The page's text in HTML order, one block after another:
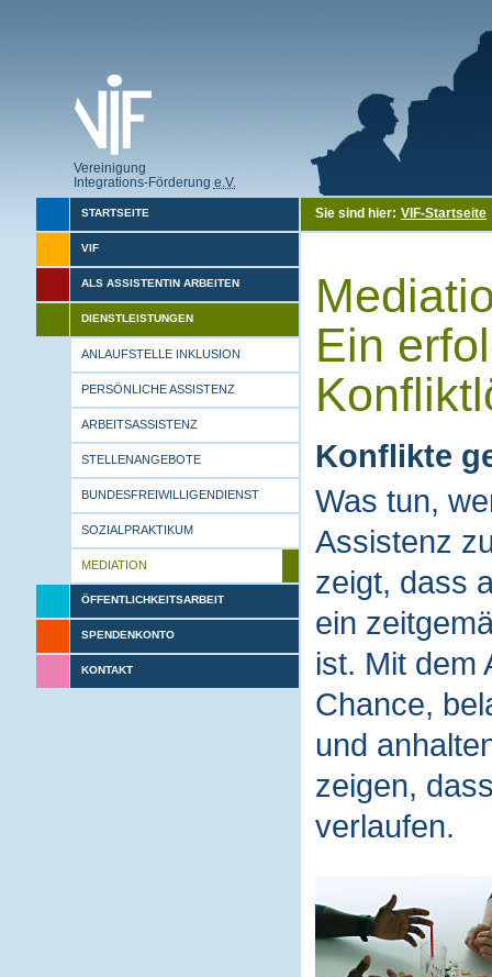
Vereinigung
Integrations-Förderung e.V.
STARTSEITE
VIF
ALS ASSISTENTIN ARBEITEN
DIENSTLEISTUNGEN
ANLAUFSTELLE INKLUSION
PERSÖNLICHE ASSISTENZ
ARBEITSASSISTENZ
STELLENANGEBOTE
BUNDESFREIWILLIGENDIENST
SOZIALPRAKTIKUM
MEDIATION
ÖFFENTLICHKEITSARBEIT
SPENDENKONTO
KONTAKT
Sie sind hier: VIF-Startseite
Ein
Konflikte
Was tun,
Assistenz
zeigt, dass
ein
ist. Mit dem
Chance,
und
zeigen,
verlaufen.